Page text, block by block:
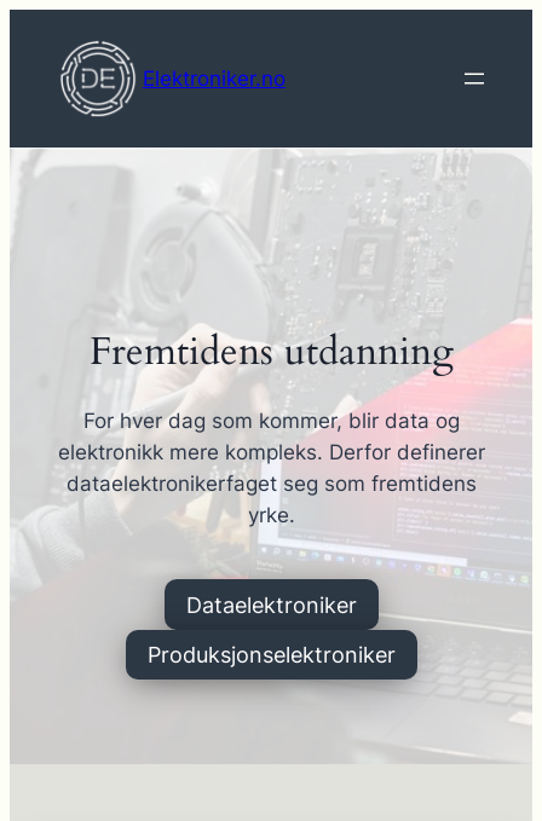
innhold
Elektroniker.no
Fremtidens utdanning
For hver dag som kommer, blir data og
elektronikk mere kompleks. Derfor definerer
dataelektronikerfaget seg som fremtidens
yrke.
Dataelektroniker
Produksjonselektroniker